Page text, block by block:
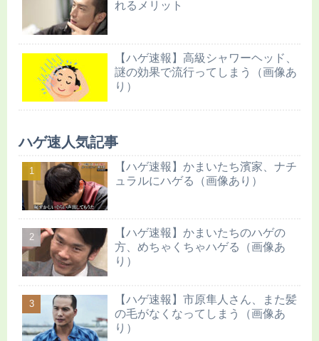
れるメリット
【ハゲ速報】高級シャワーヘッド、
謎の効果で流行ってしまう（画像あ
り）
ハゲ速人気記事
【ハゲ速報】かまいたち濱家、ナチ
ュラルにハゲる（画像あり）
【ハゲ速報】かまいたちのハゲの
方、めちゃくちゃハゲる（画像あ
り）
【ハゲ速報】市原隼人さん、また髪
の毛がなくなってしまう（画像あ
り）